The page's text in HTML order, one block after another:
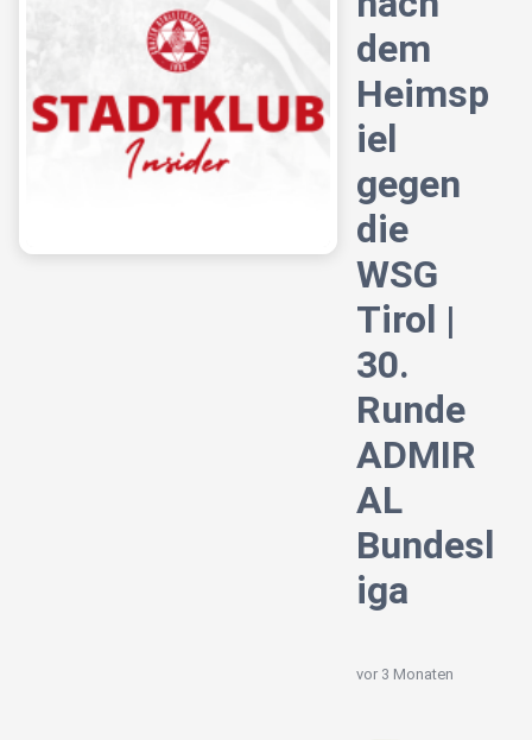
dem
Heimsp
iel
gegen
die
WSG
Tirol |
30.
Runde
ADMIR
AL
Bundesl
iga
vor 3 Monaten